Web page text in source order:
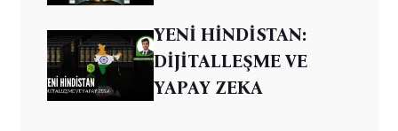
YENİ HİNDİSTAN:
DİJİTALLEŞME VE
YAPAY ZEKA